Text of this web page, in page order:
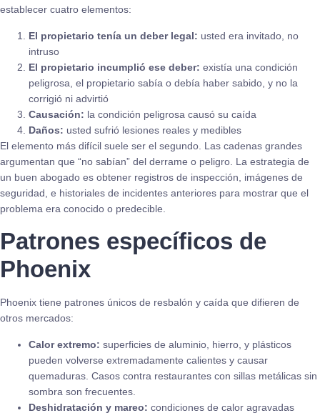
establecer cuatro elementos:
El propietario tenía un deber legal: usted era invitado, no
intruso
El propietario incumplió ese deber: existía una condición
peligrosa, el propietario sabía o debía haber sabido, y no la
corrigió ni advirtió
Causación: la condición peligrosa causó su caída
Daños: usted sufrió lesiones reales y medibles
El elemento más difícil suele ser el segundo. Las cadenas grandes
argumentan que “no sabían” del derrame o peligro. La estrategia de
un buen abogado es obtener registros de inspección, imágenes de
seguridad, e historiales de incidentes anteriores para mostrar que el
problema era conocido o predecible.
Patrones específicos de
Phoenix
Phoenix tiene patrones únicos de resbalón y caída que difieren de
otros mercados:
Calor extremo: superficies de aluminio, hierro, y plásticos
pueden volverse extremadamente calientes y causar
quemaduras. Casos contra restaurantes con sillas metálicas sin
sombra son frecuentes.
Deshidratación y mareo: condiciones de calor agravadas